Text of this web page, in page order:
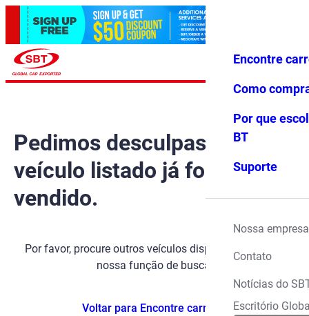
Favoritos Menu
Encontre
Como
Por que
BT
Suporte
Nossa empresa
Contato
Notícias do
Escritório
Pedimos desculpas, mas o
veículo listado já foi
vendido.
Por favor, procure outros veículos disponíveis usando
nossa função de busca.
Voltar para Encontre carros